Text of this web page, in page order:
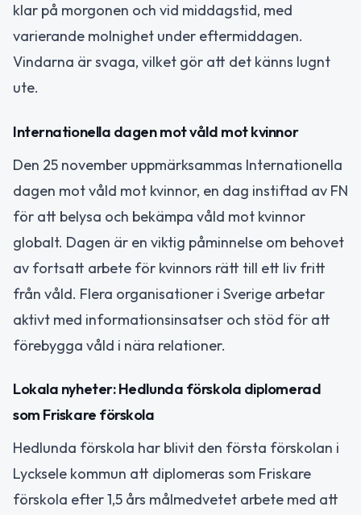
klar på morgonen och vid middagstid, med
varierande molnighet under eftermiddagen.
Vindarna är svaga, vilket gör att det känns lugnt
ute.
Internationella dagen mot våld mot kvinnor
Den 25 november uppmärksammas Internationella
dagen mot våld mot kvinnor, en dag instiftad av FN
för att belysa och bekämpa våld mot kvinnor
globalt. Dagen är en viktig påminnelse om behovet
av fortsatt arbete för kvinnors rätt till ett liv fritt
från våld. Flera organisationer i Sverige arbetar
aktivt med informationsinsatser och stöd för att
förebygga våld i nära relationer.
Lokala nyheter: Hedlunda förskola diplomerad
som Friskare förskola
Hedlunda förskola har blivit den första förskolan i
Lycksele kommun att diplomeras som Friskare
förskola efter 1,5 års målmedvetet arbete med att